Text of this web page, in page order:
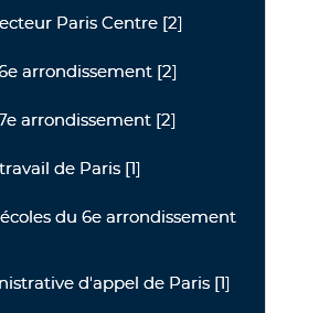
Centre
Paris Centre [2]
arrondissement [2]
arrondissement [2]
Paris de Paris [1]
du 6e arrondissement
du 6e arrondissement
d'appel de Parisd'appel de Paris [1]